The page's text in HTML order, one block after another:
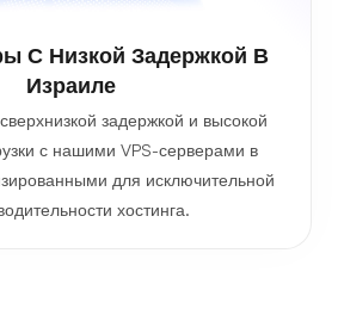
С Низкой Задержкой В
Израиле
задержкой и высокой
с нашими VPS-серверами в
для исключительной
хостинга.